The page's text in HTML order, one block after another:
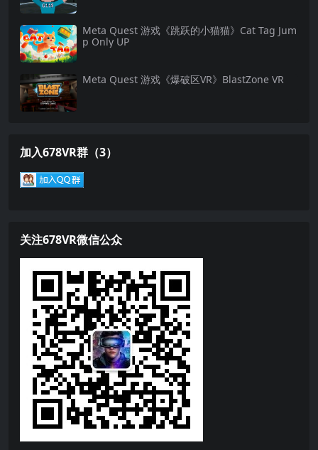
Meta Quest 游戏《跳跃的小猫猫》Cat Tag Jum
p Only UP
Meta Quest 游戏《爆破区VR》BlastZone VR
加入678VR群（3）
关注678VR微信公众